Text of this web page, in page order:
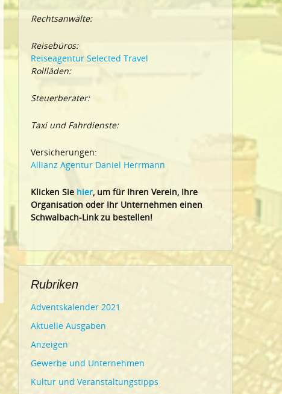
Rechtsanwälte:
Reisebüros:
Reiseagentur Selected Travel
Rollläden:
Steuerberater:
Taxi und Fahrdienste:
Versicherungen:
Allianz Agentur Daniel Herrmann
Klicken Sie hier, um für Ihren Verein, Ihre
Organisation oder Ihr Unternehmen einen
Schwalbach-Link zu bestellen!
Rubriken
Adventskalender 2021
Aktuelle Ausgaben
Anzeigen
Gewerbe und Unternehmen
Kultur und Veranstaltungstipps